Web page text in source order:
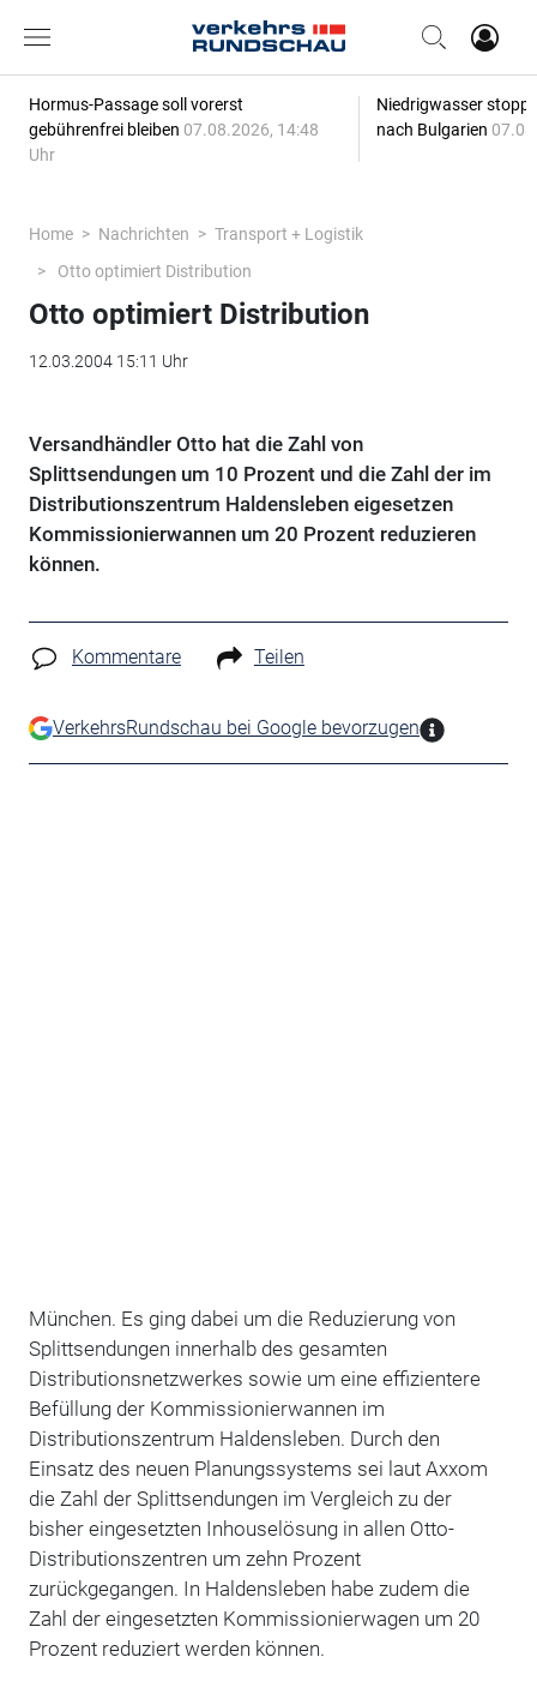
Hormus-Passage soll vorerst
gebührenfrei bleiben 07.08.2026, 14:48
Uhr
Niedrigwasser
nach Bulgarien
Home Nachrichten
Transport + Logistik
Otto optimiert Distribution
Otto optimiert Distribution
12.03.2004 15:11 Uhr
Versandhändler Otto hat die Zahl von
Splittsendungen um 10 Prozent und die Zahl der im
Distributionszentrum Haldensleben eigesetzen
Kommissionierwannen um 20 Prozent reduzieren
können.
Kommentare Teilen
VerkehrsRundschau bei Google bevorzugen
München. Es ging dabei um die Reduzierung von
Splittsendungen innerhalb des gesamten
Distributionsnetzwerkes sowie um eine effizientere
Befüllung der Kommissionierwannen im
Distributionszentrum Haldensleben. Durch den
Einsatz des neuen Planungssystems sei laut Axxom
die Zahl der Splittsendungen im Vergleich zu der
bisher eingesetzten Inhouselösung in allen Otto-
Distributionszentren um zehn Prozent
zurückgegangen. In Haldensleben habe zudem die
Zahl der eingesetzten Kommissionierwagen um 20
Prozent reduziert werden können.